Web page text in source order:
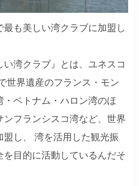
最も美しい湾クラブに加盟し
い湾クラブ』とは、ユネスコ
世界遺産のフランス・モン
・ベトナム・ハロン湾のほ
ンフランシスコ湾など、世界
盟し、 湾を活用した観光振
を目的に活動しているんだそ